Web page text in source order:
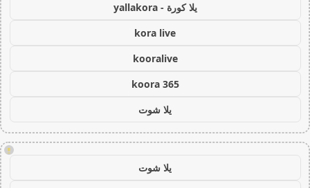
يلا كورة - yallakora
kora live
kooralive
koora 365
يلا شوت
!
يلا شوت